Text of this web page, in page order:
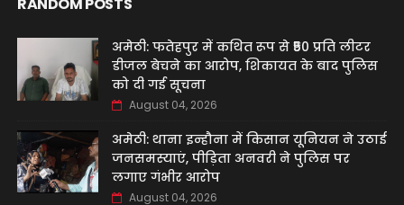
अमेठी: फतेहपुर में कथित रूप से ₹50 प्रति लीटर
डीजल बेचने का आरोप, शिकायत के बाद पुलिस
को दी गई सूचना
August 04, 2026
अमेठी: थाना इन्हौना में किसान यूनियन ने उठाई
जनसमस्याएं, पीड़िता अनवरी ने पुलिस पर
लगाए गंभीर आरोप
August 04, 2026